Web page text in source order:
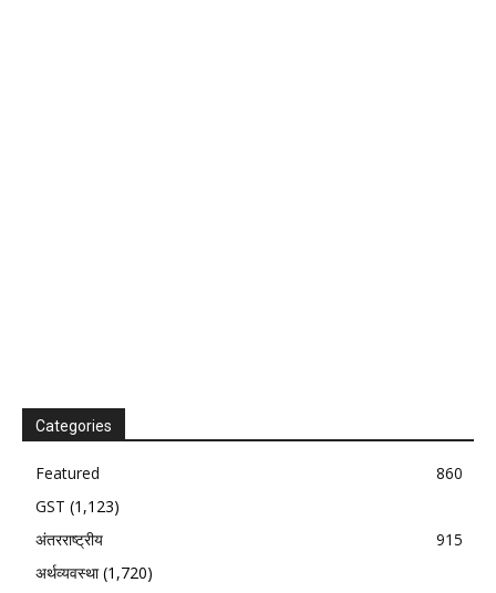
Categories
Featured
860
GST (1,123)
अंतरराष्ट्रीय
915
अर्थव्यवस्था(1,720)